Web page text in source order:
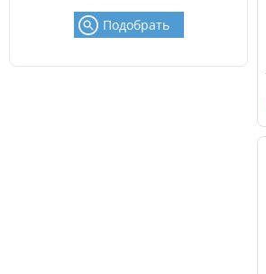
Подобрать